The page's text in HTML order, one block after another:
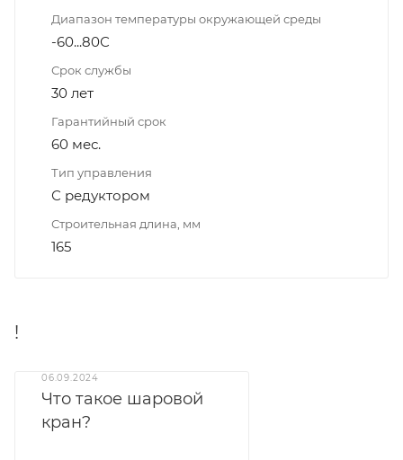
Диапазон температуры окружающей среды
-60...80С
Срок службы
30 лет
Гарантийный срок
60 мес.
Тип управления
С редуктором
Строительная длина, мм
165
!
06.09.2024
Что такое шаровой
кран?